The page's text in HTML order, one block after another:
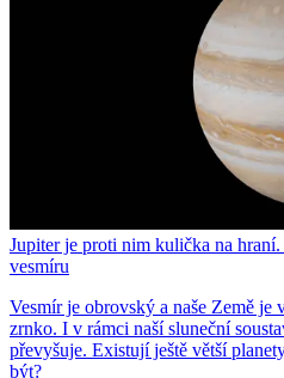
Jupiter je proti nim kulička na
vesmíru
Vesmír je obrovský a naše Země je
zrnko. I v rámci naší sluneční
převyšuje. Existují ještě větší
být?